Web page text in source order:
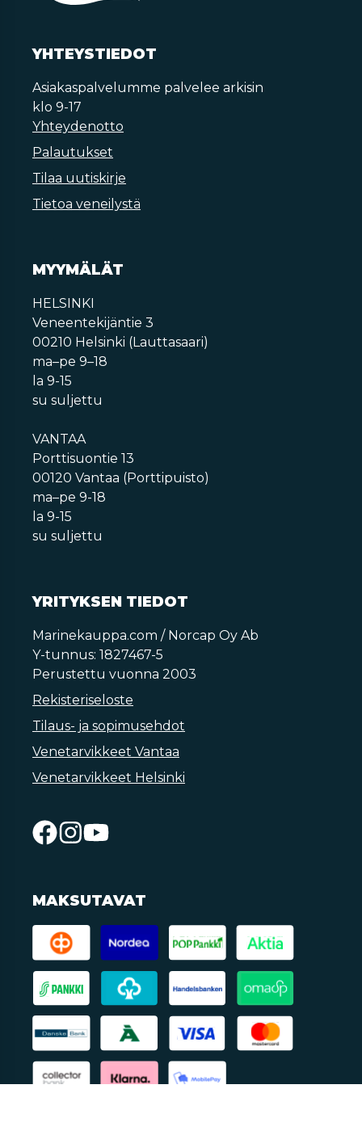
YHTEYSTIEDOT
Asiakaspalvelumme palvelee arkisin
klo 9-17
Yhteydenotto
Palautukset
Tilaa uutiskirje
Tietoa veneilystä
MYYMÄLÄT
HELSINKI
Veneentekijäntie 3
00210 Helsinki (Lauttasaari)
ma–pe 9–18
la 9-15
su suljettu
VANTAA
Porttisuontie 13
00120 Vantaa (Porttipuisto)
ma–pe 9-18
la 9-15
su suljettu
YRITYKSEN TIEDOT
Marinekauppa.com / Norcap Oy Ab
Y-tunnus: 1827467-5
Perustettu vuonna 2003
Rekisteriseloste
Tilaus- ja sopimusehdot
Venetarvikkeet Vantaa
Venetarvikkeet Helsinki
MAKSUTAVAT